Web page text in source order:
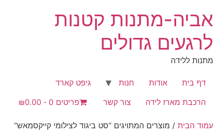
לתוכן
אביה-מתנות קטנות
לרגעים גדולים
מתנות ללידה
דף בית אודות חנות
גיפט קארד
הרכבת מארז לידה
צור קשר פריטים 0 ₪0.00
עמוד הבית / מוצרים המתויגים “סט ביגוד לצילומי קייקסמאש”